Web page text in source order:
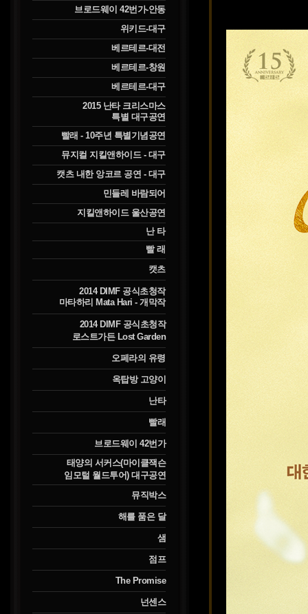
브로드웨이 42번가-안동
위키드-대구
베르테르-대전
베르테르-창원
베르테르-대구
2015 난타 크리스마스
특별 대구공연
빨래 - 10주년 특별기념공연
뮤지컬 지킬앤하이드 - 대구
캣츠 내한 앙코르 공연 - 대구
민들레 바람되어
지킬앤하이드 울산공연
난 타
빨 래
캣츠
2014 DIMF 공식초청작
마타하리 Mata Hari - 개막작
2014 DIMF 공식초청작
로스트가든 Lost Garden
오페라의 유령
옥탑방 고양이
난타
빨래
브로드웨이 42번가
태양의 서커스(마이클잭슨
임모털 월드투어) 대구공연
뮤직박스
해를 품은 달
샘
점프
The Promise
넌센스